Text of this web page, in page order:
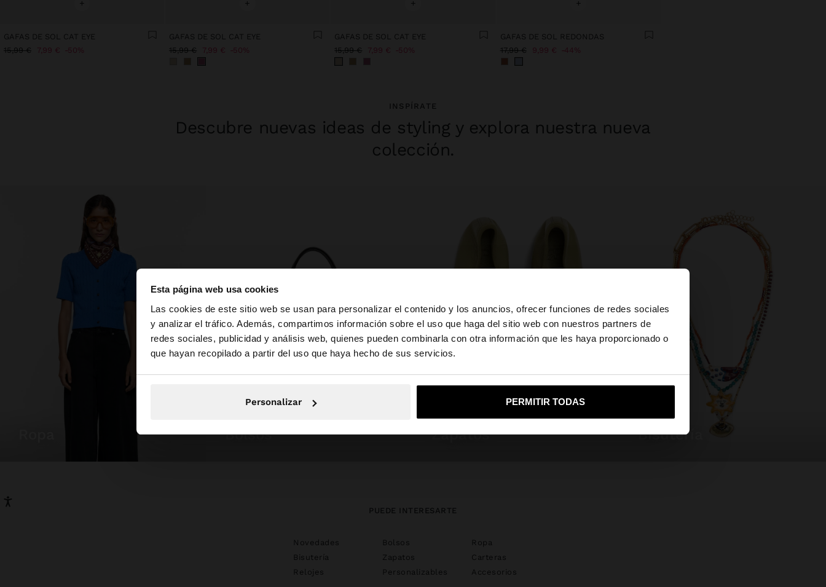
Esta página web usa cookies
Las cookies de este sitio web se usan para personalizar el contenido y los anuncios, ofrecer funciones de redes sociales
y analizar el tráfico. Además, compartimos información sobre el uso que haga del sitio web con nuestros partners de
redes sociales, publicidad y análisis web, quienes pueden combinarla con otra información que les haya proporcionado o
que hayan recopilado a partir del uso que haya hecho de sus servicios.
Personalizar PERMITIR TODAS
hola ×
Estás accediendo a la web de España. ¿Quieres ir a la web de United States?
No, continuar en la web de España Sí, llévame a United States
+
GAFAS DE SOL CAT EYE
15,99 € 7,99 € 50%
+
GAFAS DE SOL CAT EYE
15,99 € 7,99 € 50%
+
GAFAS DE SOL CAT EYE
15,99 € 7,99 € 50%
+
GAFAS DE SOL REDONDAS
17,99 € 9,99 € 44%
INSPÍRATE
Descubre nuevas ideas de styling y explora nuestra nueva
colección.
bolsos zapatos bisutería
PUEDE INTERESARTE
Novedades Bolsos
Ropa
Bisutería
Zapatos
Carteras
Relojes
Personalizables Accesorios